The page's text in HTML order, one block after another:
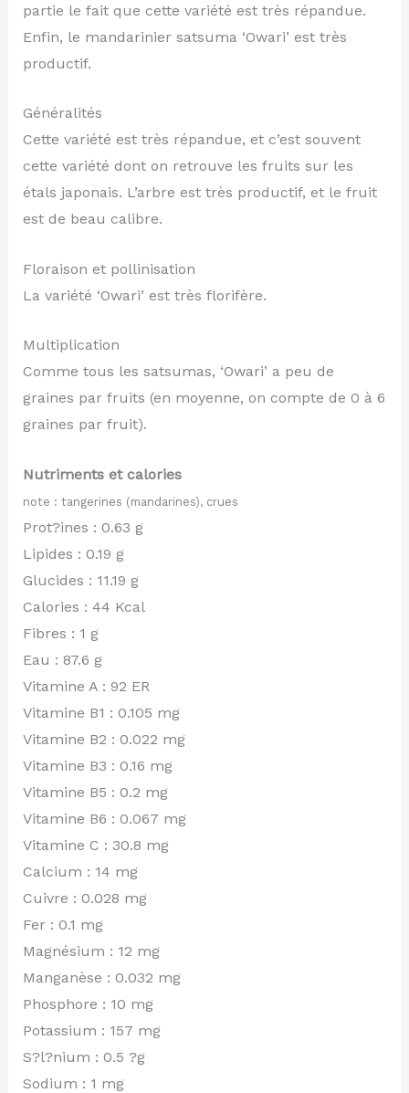
partie le fait que cette variété est très répandue.
Enfin, le mandarinier satsuma ‘Owari’ est très
productif.
Généralités
Cette variété est très répandue, et c’est souvent
cette variété dont on retrouve les fruits sur les
étals japonais. L’arbre est très productif, et le fruit
est de beau calibre.
Floraison et pollinisation
La variété ‘Owari’ est très florifère.
Multiplication
Comme tous les satsumas, ‘Owari’ a peu de
graines par fruits (en moyenne, on compte de 0 à 6
graines par fruit).
Nutriments et calories
note : tangerines (mandarines), crues
Prot?ines : 0.63 g
Lipides : 0.19 g
Glucides : 11.19 g
Calories : 44 Kcal
Fibres : 1 g
Eau : 87.6 g
Vitamine A : 92 ER
Vitamine B1 : 0.105 mg
Vitamine B2 : 0.022 mg
Vitamine B3 : 0.16 mg
Vitamine B5 : 0.2 mg
Vitamine B6 : 0.067 mg
Vitamine C : 30.8 mg
Calcium : 14 mg
Cuivre : 0.028 mg
Fer : 0.1 mg
Magnésium : 12 mg
Manganèse : 0.032 mg
Phosphore : 10 mg
Potassium : 157 mg
S?l?nium : 0.5 ?g
Sodium : 1 mg